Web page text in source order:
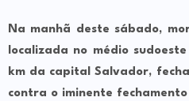
Na manhã deste sábado,
localizada no médio
km da capital Salvador,
contra o iminente